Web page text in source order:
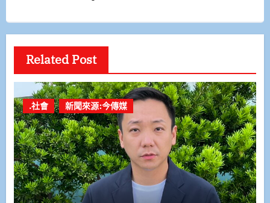
Related Post
.社會 新聞來源:今傳媒